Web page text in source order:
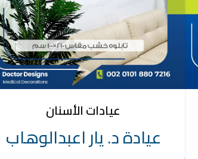
عيادات الأسنان
عيادة د. يار اعبدالوهاب